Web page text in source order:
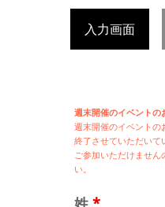
入力画面
週末開催のイベントの
週末開催のイベントの
終了させていただいて
ご参加いただけません
い。
姓 *